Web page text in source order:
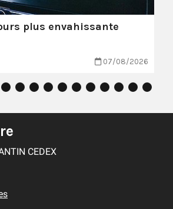
plus envahissante
07/08/2026
CEDEX